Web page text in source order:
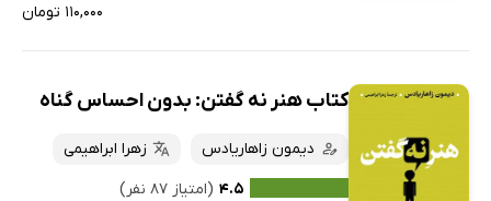
۱۱۰,۰۰۰ تومان
کتاب هنر نه گفتن: بدون احساس گناه
دیمون زاهاریادس
زهرا ابراهیمی
۴.۵ (امتیاز ۸۷ نفر)